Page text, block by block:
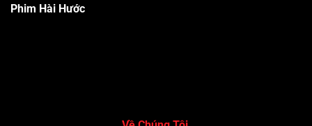
Phim Hài Hước